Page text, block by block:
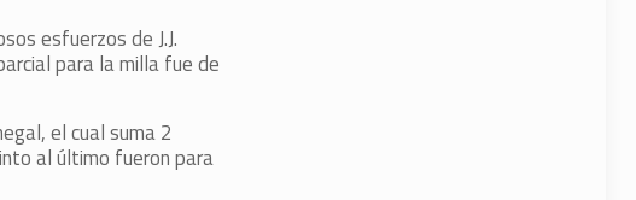
esfuerzos de J.J.
para la milla fue de
el cual suma 2
al último fueron para